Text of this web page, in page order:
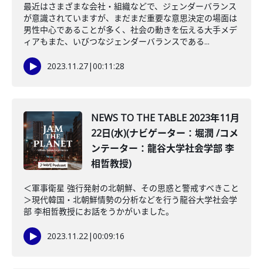
最近はさまざまな会社・組織などで、ジェンダーバランス
が意識されていますが、まだまだ重要な意思決定の場面は
男性中心であることが多く、社会の動きを伝える大手メデ
ィアもまた、いびつなジェンダーバランスである...
2023.11.27|00:11:28
NEWS TO THE TABLE 2023年11月
22日(水)(ナビゲーター：堀潤 /コメ
ンテーター：龍谷大学社会学部 李
相哲教授)
＜軍事衛星 強行発射の北朝鮮、その思惑と警戒すべきこと
＞現代韓国・北朝鮮情勢の分析などを行う龍谷大学社会学
部 李相哲教授にお話をうかがいました。
2023.11.22|00:09:16